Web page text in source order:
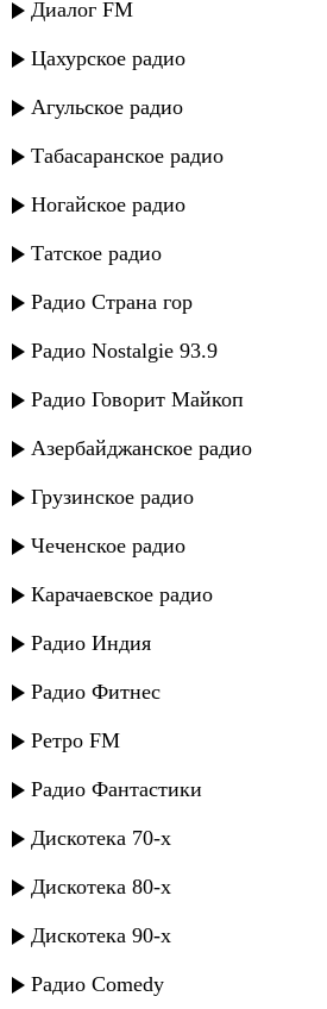
Диалог FM
Цахурское радио
Агульское радио
Табасаранское радио
Ногайское радио
Татское радио
Радио Страна гор
Радио Nostalgie 93.9
Радио Говорит Майкоп
Азербайджанское радио
Грузинское радио
Чеченское радио
Карачаевское радио
Радио Индия
Радио Фитнес
Ретро FM
Радио Фантастики
Дискотека 70-х
Дискотека 80-х
Дискотека 90-х
Радио Comedy
Зарема Магомедова и
Зарема Гаджиева - Я назову
Махач Магомедов - Горянка
Зарема Магомедова -
Зарема Гаджиева -
Зарема Гаджиева и Рубен -
спеши..
Зарема Гаджиева - Душа
Зарема Гаджиева - Не стой
Зарема Гаджиева -
Зарема Магомедова и
Зарема Гаджиева - Любовь